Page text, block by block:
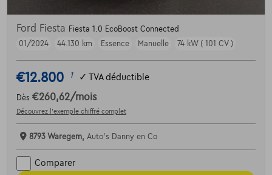
Ford Fiesta Fiesta 1.0 EcoBoost Connected
01/2024
44.130 km Essence Manuelle 74 kW ( 101 CV )
€12.800 1 ✓ TVA déductible
Dès €260,62/mois
Découvrez l’exemple chiffré complet
8793 Waregem, Auto's Danny en Co
Comparer